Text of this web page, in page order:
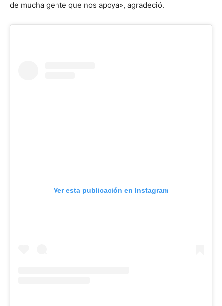
de mucha gente que nos apoya», agradeció.
Ver esta publicación en Instagram